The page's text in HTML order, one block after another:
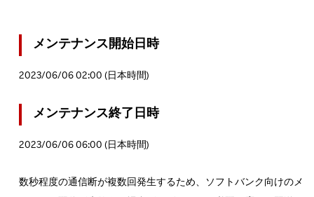
メンテナンス開始日時
2023/06/06 02:00 (日本時間)
メンテナンス終了日時
2023/06/06 06:00 (日本時間)
数秒程度の通信断が複数回発生するため、ソフトバンク向けのメ